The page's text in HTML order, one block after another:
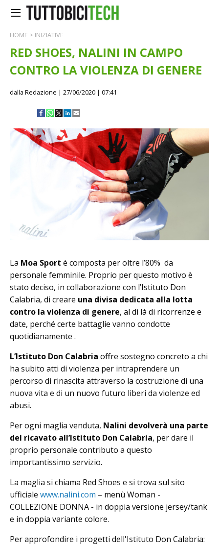
HOME > INIZIATIVE
RED SHOES, NALINI IN CAMPO
CONTRO LA VIOLENZA DI GENERE
dalla Redazione | 27/06/2020 | 07:41
La Moa Sport è composta per oltre l’80% da
personale femminile. Proprio per questo motivo è
stato deciso, in collaborazione con l’Istituto Don
Calabria, di creare una divisa dedicata alla lotta
contro la violenza di genere, al di là di ricorrenze e
date, perché certe battaglie vanno condotte
quotidianamente .
L’Istituto Don Calabria offre sostegno concreto a chi
ha subito atti di violenza per intraprendere un
percorso di rinascita attraverso la costruzione di una
nuova vita e di un nuovo futuro liberi da violenze ed
abusi.
Per ogni maglia venduta, Nalini devolverà una parte
del ricavato all’Istituto Don Calabria, per dare il
proprio personale contributo a questo
importantissimo servizio.
La maglia si chiama Red Shoes e si trova sul sito
ufficiale www.nalini.com – menù Woman -
COLLEZIONE DONNA - in doppia versione jersey/tank
e in doppia variante colore.
Per approfondire i progetti dell'Istituto Don Calabria: